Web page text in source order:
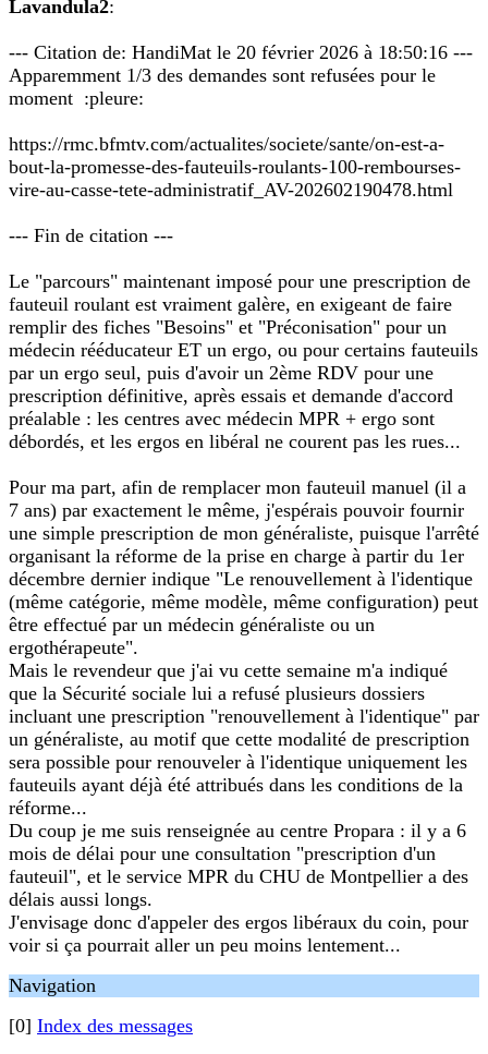
Lavandula2:
--- Citation de: HandiMat le 20 février 2026 à 18:50:16 ---
Apparemment 1/3 des demandes sont refusées pour le
moment :pleure:
https://rmc.bfmtv.com/actualites/societe/sante/on-est-a-
bout-la-promesse-des-fauteuils-roulants-100-rembourses-
vire-au-casse-tete-administratif_AV-202602190478.html
--- Fin de citation ---
Le "parcours" maintenant imposé pour une prescription de
fauteuil roulant est vraiment galère, en exigeant de faire
remplir des fiches "Besoins" et "Préconisation" pour un
médecin rééducateur ET un ergo, ou pour certains fauteuils
par un ergo seul, puis d'avoir un 2ème RDV pour une
prescription définitive, après essais et demande d'accord
préalable : les centres avec médecin MPR + ergo sont
débordés, et les ergos en libéral ne courent pas les rues...
Pour ma part, afin de remplacer mon fauteuil manuel (il a
7 ans) par exactement le même, j'espérais pouvoir fournir
une simple prescription de mon généraliste, puisque l'arrêté
organisant la réforme de la prise en charge à partir du 1er
décembre dernier indique "Le renouvellement à l'identique
(même catégorie, même modèle, même configuration) peut
être effectué par un médecin généraliste ou un
ergothérapeute".
Mais le revendeur que j'ai vu cette semaine m'a indiqué
que la Sécurité sociale lui a refusé plusieurs dossiers
incluant une prescription "renouvellement à l'identique" par
un généraliste, au motif que cette modalité de prescription
sera possible pour renouveler à l'identique uniquement les
fauteuils ayant déjà été attribués dans les conditions de la
réforme...
Du coup je me suis renseignée au centre Propara : il y a 6
mois de délai pour une consultation "prescription d'un
fauteuil", et le service MPR du CHU de Montpellier a des
délais aussi longs.
J'envisage donc d'appeler des ergos libéraux du coin, pour
voir si ça pourrait aller un peu moins lentement...
Navigation
[0] Index des messages